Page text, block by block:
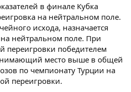
в финале Кубка
на нейтральном поле.
исхода, назначается
нейтральном поле. При
переигровки победителем
место выше в общей
по чемпионату Турции на
переигровки.